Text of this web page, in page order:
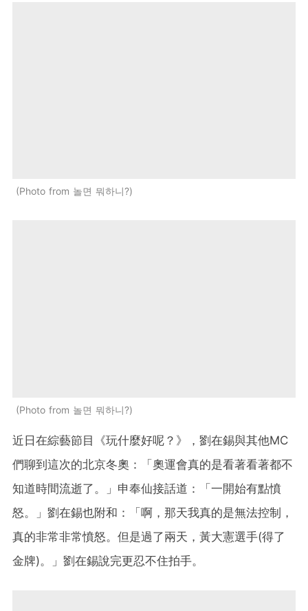
Photo from 놀면 뭐하니?
Photo from 놀면 뭐하니?
近日在綜藝節目《玩什麼好呢？》，劉在錫與其他MC
們聊到這次的​​北京冬奧：「奧運會真的是看著看著都不
知道時間流逝了。」申奉仙接話道：「一開始有點憤
怒。」劉在錫也附和：「啊，那天我真的是無法控制，
真的非常非常憤怒。但是過了兩天，黃大憲選手(得了
金牌)。」劉在錫說完更忍不住拍手。